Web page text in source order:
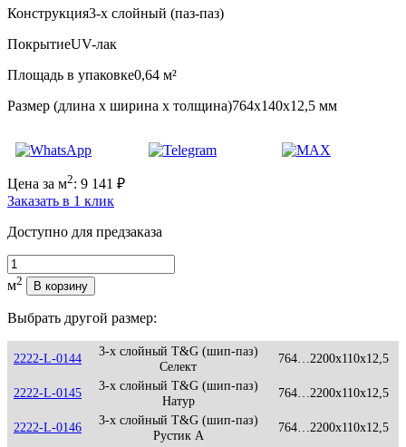
Конструкция3-х слойный (паз-паз)
ПокрытиеUV-лак
Площадь в упаковке0,64 м²
Размер (длина х ширина х толщина)764х140х12,5 мм
Цена за м2: 9 141 ₽
Заказать в 1 клик
Доступно для предзаказа
Количество
м2 В корзину
Выбрать другой размер:
2222-L-0144
3-х слойный T&G (шип-паз)
Селект
764…2200x110x12,5
2222-L-0145
3-х слойный T&G (шип-паз)
Натур
764…2200x110x12,5
2222-L-0146
3-х слойный T&G (шип-паз)
Рустик А
764…2200x110x12,5